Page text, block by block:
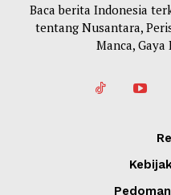
Baca berita Indonesia
tentang Nusantara,
Manca,